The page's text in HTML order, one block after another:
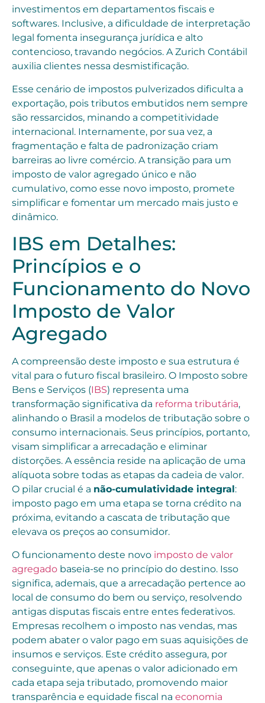
investimentos em departamentos fiscais e
softwares. Inclusive, a dificuldade de interpretação
legal fomenta insegurança jurídica e alto
contencioso, travando negócios. A Zurich Contábil
auxilia clientes nessa desmistificação.
Esse cenário de impostos pulverizados dificulta a
exportação, pois tributos embutidos nem sempre
são ressarcidos, minando a competitividade
internacional. Internamente, por sua vez, a
fragmentação e falta de padronização criam
barreiras ao livre comércio. A transição para um
imposto de valor agregado único e não
cumulativo, como esse novo imposto, promete
simplificar e fomentar um mercado mais justo e
dinâmico.
IBS em Detalhes:
Princípios e o
Funcionamento do Novo
Imposto de Valor
Agregado
A compreensão deste imposto e sua estrutura é
vital para o futuro fiscal brasileiro. O Imposto sobre
Bens e Serviços (IBS) representa uma
transformação significativa da reforma tributária,
alinhando o Brasil a modelos de tributação sobre o
consumo internacionais. Seus princípios, portanto,
visam simplificar a arrecadação e eliminar
distorções. A essência reside na aplicação de uma
alíquota sobre todas as etapas da cadeia de valor.
O pilar crucial é a não-cumulatividade integral:
imposto pago em uma etapa se torna crédito na
próxima, evitando a cascata de tributação que
elevava os preços ao consumidor.
O funcionamento deste novo imposto de valor
agregado baseia-se no princípio do destino. Isso
significa, ademais, que a arrecadação pertence ao
local de consumo do bem ou serviço, resolvendo
antigas disputas fiscais entre entes federativos.
Empresas recolhem o imposto nas vendas, mas
podem abater o valor pago em suas aquisições de
insumos e serviços. Este crédito assegura, por
conseguinte, que apenas o valor adicionado em
cada etapa seja tributado, promovendo maior
transparência e equidade fiscal na economia